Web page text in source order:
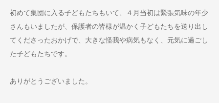
初めて集団に入る子どもたちもいて、４月当初は緊張気味の年少
さんもいましたが、保護者の皆様が温かく子どもたちを送り出し
てくださったおかげで、大きな怪我や病気もなく、元気に過ごし
た子どもたちです。
ありがとうございました。